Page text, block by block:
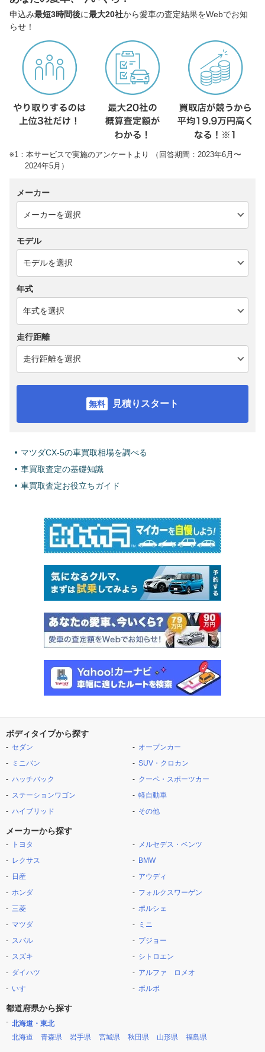
申込み最短3時間後に最大20社から愛車の査定結果をWebでお知
らせ！
※1：本サービスで実施のアンケートより （回答期間：2023年6月〜
2024年5月）
メーカー
モデル
年式
走行距離
見積りスタート
マツダCX-5の車買取相場を調べる
車買取査定の基礎知識
車買取査定お役立ちガイド
ボディタイプから探す
セダン
ミニバン
ハッチバック
ステーションワゴン
ハイブリッド
オープンカー
SUV・クロカン
クーペ・スポーツカー
軽自動車
その他
メーカーから探す
トヨタ
レクサス
日産
ホンダ
三菱
マツダ
スバル
スズキ
ダイハツ
いすゞ
メルセデス・ベンツ
BMW
アウディ
フォルクスワーゲン
ポルシェ
ミニ
プジョー
シトロエン
アルファ ロメオ
ボルボ
都道府県から探す
北海道・東北
北海道
青森県 岩手県 宮城県 秋田県 山形県 福島県